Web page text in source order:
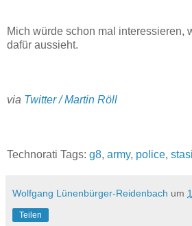
Mich würde schon mal interessieren,
dafür aussieht.
via Twitter / Martin Röll
Technorati Tags: g8, army, police,
Wolfgang Lünenbürger-Reidenbach um
Teilen